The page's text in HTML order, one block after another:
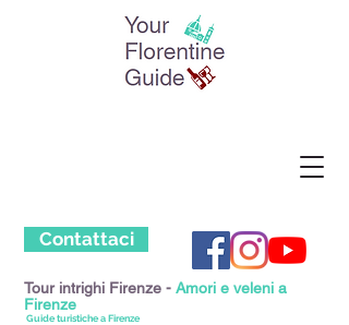
Contattaci
Tour intrighi Firenze - Amori e veleni a
Firenze
Guide turistiche a Firenze